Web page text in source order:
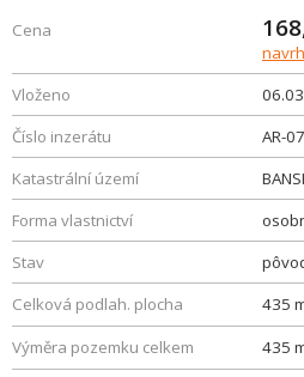
Cena
Vloženo
Číslo inzerátu
AR-
Katastrální území
Forma vlastnictví
Stav
Celková podlah. plocha
435
Výměra pozemku celkem 435